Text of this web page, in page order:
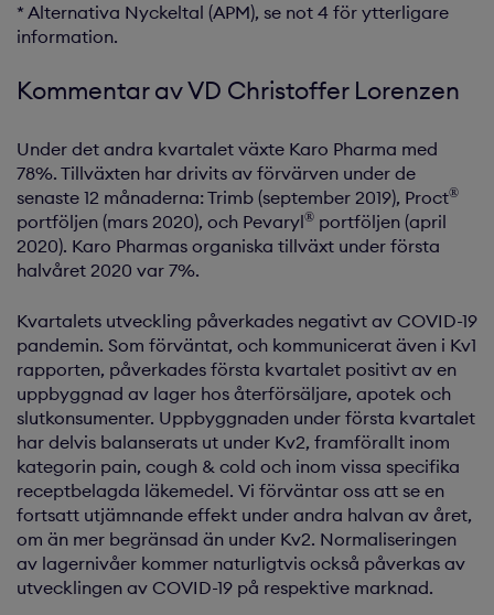
* Alternativa Nyckeltal (APM), se not 4 för ytterligare
information.
Kommentar av VD Christoffer Lorenzen
Under det andra kvartalet växte Karo Pharma med
78%. Tillväxten har drivits av förvärven under de
senaste 12 månaderna: Trimb (september 2019), Proct®
portföljen (mars 2020), och Pevaryl® portföljen (april
2020). Karo Pharmas organiska tillväxt under första
halvåret 2020 var 7%.
Kvartalets utveckling påverkades negativt av COVID-19
pandemin. Som förväntat, och kommunicerat även i Kv1
rapporten, påverkades första kvartalet positivt av en
uppbyggnad av lager hos återförsäljare, apotek och
slutkonsumenter. Uppbyggnaden under första kvartalet
har delvis balanserats ut under Kv2, framförallt inom
kategorin pain, cough & cold och inom vissa specifika
receptbelagda läkemedel. Vi förväntar oss att se en
fortsatt utjämnande effekt under andra halvan av året,
om än mer begränsad än under Kv2. Normaliseringen
av lagernivåer kommer naturligtvis också påverkas av
utvecklingen av COVID-19 på respektive marknad.